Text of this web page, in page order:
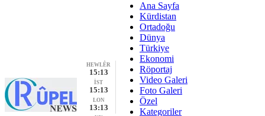
HEWLÊR
15:13
İST
15:13
LON
13:13
Ana Sayfa
Kürdistan
Ortadoğu
Dünya
Türkiye
Ekonomi
Röportaj
Video Galeri
Foto Galeri
Özel
Kategoriler